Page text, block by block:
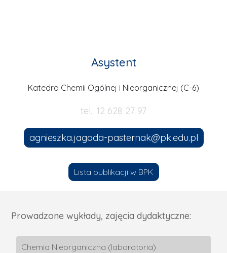
Asystent
Katedra Chemii Ogólnej i Nieorganicznej (C-6)
tel.: 12 628 27 97
agnieszka.jagoda-pasternak@pk.edu.pl
Lista publikacji w BPK
Prowadzone wykłady, zajęcia dydaktyczne:
Chemia Nieorganiczna (laboratoria)